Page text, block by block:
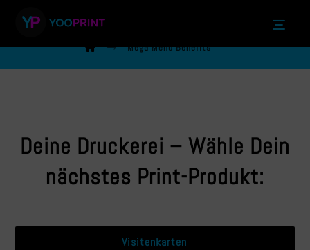
Mega Menü Benefits
Mega Menü Benefits
Deine Druckerei – Wähle Dein
nächstes Print-Produkt:
Visitenkarten